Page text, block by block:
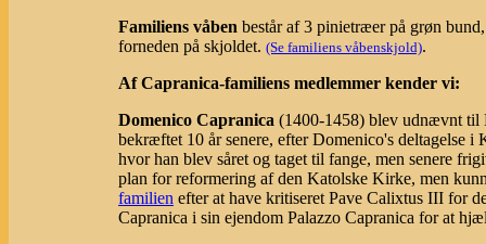
Familiens våben består af 3 pinietræer på grøn
forneden på skjoldet. (Se familiens våbenskjold).
Af Capranica-familiens medlemmer kender vi:
Domenico Capranica (1400-1458) blev udnævnt til
bekræftet 10 år senere, efter Domenico's deltagelse
hvor han blev såret og taget til fange, men senere
plan for reformering af den Katolske Kirke, men
familien efter at have kritiseret Pave Calixtus III for
Capranica i sin ejendom Palazzo Capranica for at